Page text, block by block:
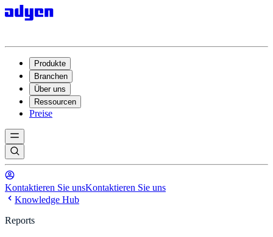
Produkte
Branchen
Über uns
Ressourcen
Preise
Kontaktieren Sie unsKontaktieren Sie uns
Knowledge Hub
Reports